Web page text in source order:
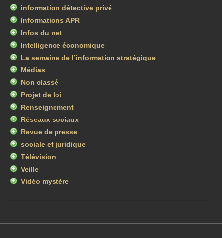
information détective privé
Informations APR
Infos du net
Intelligence économique
La semaine de l’information stratégique
Médias
Non classé
Projet de loi
Renseignement
Réseaux sociaux
Revue de presse
sociale et juridique
Télévision
Veille
Vidéo mystère